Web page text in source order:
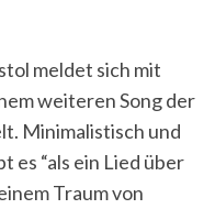
meldet sich mit
weiteren Song der
Minimalistisch und
es “als ein Lied über
Traum von